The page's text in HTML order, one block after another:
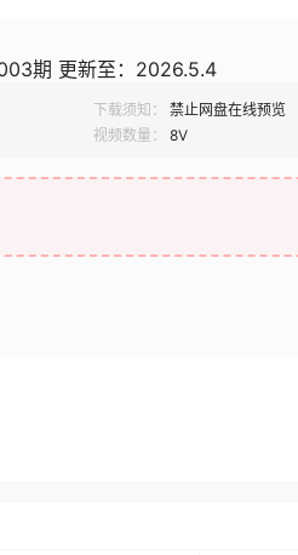
期 更新至：2026.5.4
下载须知：
禁止网盘在线预览
视频数量： 8V